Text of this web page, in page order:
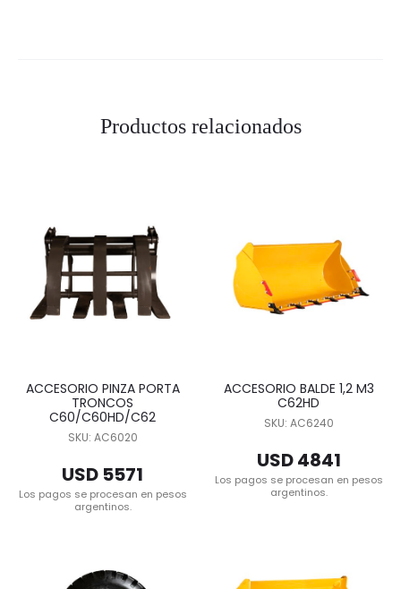
Productos relacionados
ACCESORIO PINZA PORTA
TRONCOS
C60/C60HD/C62
SKU: AC6020
USD 5571
Los pagos se procesan en pesos
argentinos.
ACCESORIO BALDE 1,2 M3
C62HD
SKU: AC6240
USD 4841
Los pagos se procesan en pesos
argentinos.